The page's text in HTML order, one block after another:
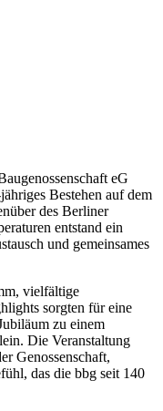
eG
Bestehen auf dem
des Berliner
entstand ein
und gemeinsames
vielfältige
sorgten für eine
zu einem
Die Veranstaltung
Genossenschaft,
das die bbg seit 140